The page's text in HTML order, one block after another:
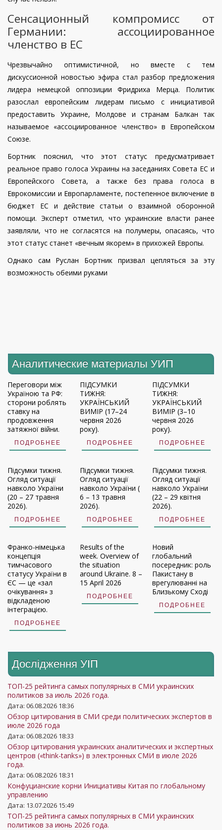
Сенсационный компромисс от
Германии: ассоциированное
членство в ЕС
Чрезвычайно оптимистичной, но вместе с тем
дискуссионной новостью эфира стал разбор предложения
лидера немецкой оппозиции Фридриха Мерца. Политик
разослал европейским лидерам письмо с инициативой
предоставить Украине, Молдове и странам Балкан так
называемое «ассоциированное членство» в Европейском
Союзе.
Бортник пояснил, что этот статус предусматривает
реальное право голоса Украины на заседаниях Совета ЕС и
Европейского Совета, а также без права голоса в
Еврокомиссии и Европарламенте, постепенное включение в
бюджет ЕС и действие статьи о взаимной оборонной
помощи. Эксперт отметил, что украинские власти ранее
заявляли, что не согласятся на полумеры, опасаясь, что
этот статус станет «вечным якорем» в прихожей Европы.
Однако сам Руслан Бортник призвал цепляться за эту
возможность обеими руками
Аналитические материалы УИП
Переговори між
Україною та РФ:
сторони роблять
ставку на
продовження
затяжної війни.
ПОДРОБНЕЕ
ПІДСУМКИ
ТИЖНЯ:
УКРАЇНСЬКИЙ
ВИМІР (17–24
червня 2026
року).
ПОДРОБНЕЕ
ПІДСУМКИ
ТИЖНЯ:
УКРАЇНСЬКИЙ
ВИМІР (3–10
червня 2026
року).
ПОДРОБНЕЕ
Підсумки тижня.
Огляд ситуації
навколо України
(20 – 27 травня
2026).
ПОДРОБНЕЕ
Підсумки тижня.
Огляд ситуації
навколо України (
6 – 13 травня
2026).
ПОДРОБНЕЕ
Підсумки тижня.
Огляд ситуації
навколо України
(22 – 29 квітня
2026).
ПОДРОБНЕЕ
Франко-німецька
концепція
тимчасового
статусу України в
ЄС — це «зал
очікування» з
відкладеною
інтеграцією.
ПОДРОБНЕЕ
Results of the
week. Overview of
the situation
around Ukraine. 8 –
15 April 2026
ПОДРОБНЕЕ
Новий
глобальний
посередник: роль
Пакистану в
врегулюванні на
Близькому Сході
ПОДРОБНЕЕ
Дослідження УIП
ТОП-25 рейтинга самых популярных в СМИ украинских
политиков за июль 2026 года.
Дата: 06.08.2026 18:36
Обзор цитирования в СМИ среди политических экспертов в
июле 2026 года
Дата: 06.08.2026 18:33
Обзор цитирования украинских аналитических и экспертных
центров («think-tanks») в электронных СМИ в июле 2026
года.
Дата: 06.08.2026 18:31
Конфуцианские корни Инициативы Китая по глобальному
управлению
Дата: 13.07.2026 15:49
ТОП-25 рейтинга самых популярных в СМИ украинских
политиков за июнь 2026 года.